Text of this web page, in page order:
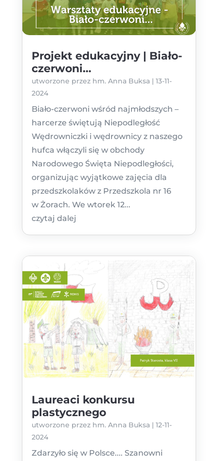
Projekt edukacyjny | Biało-
czerwoni…
utworzone przez hm. Anna Buksa | 13-11-
2024
Biało-czerwoni wśród najmłodszych –
harcerze świętują Niepodległość
Wędrowniczki i wędrownicy z naszego
hufca włączyli się w obchody
Narodowego Święta Niepodległości,
organizując wyjątkowe zajęcia dla
przedszkolaków z Przedszkola nr 16
w Żorach. We wtorek 12...
czytaj dalej
Laureaci konkursu
plastycznego
utworzone przez hm. Anna Buksa | 12-11-
2024
Zdarzyło się w Polsce.... Szanowni